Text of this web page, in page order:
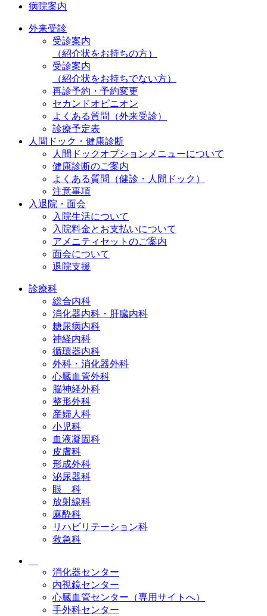
病院案内
外来受診
受診案内
（紹介状をお持ちの方）
受診案内
（紹介状をお持ちでない方）
再診予約・予約変更
セカンドオピニオン
よくある質問（外来受診）
診療予定表
人間ドック・健康診断
人間ドックオプションメニューについて
健康診断のご案内
よくある質問（健診・人間ドック）
注意事項
入退院・面会
入院生活について
入院料金とお支払いについて
アメニティセットのご案内
面会について
退院支援
診療科
総合内科
消化器内科・肝臓内科
糖尿病内科
神経内科
循環器内科
外科・消化器外科
心臓血管外科
脳神経外科
整形外科
産婦人科
小児科
血液凝固科
皮膚科
形成外科
泌尿器科
眼 科
放射線科
麻酔科
リハビリテーション科
救急科
消化器センター
内視鏡センター
心臓血管センター（専用サイトへ）
手外科センター